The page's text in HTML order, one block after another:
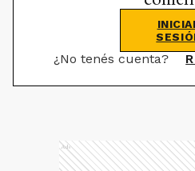
¿No tenés cuenta?
Ads